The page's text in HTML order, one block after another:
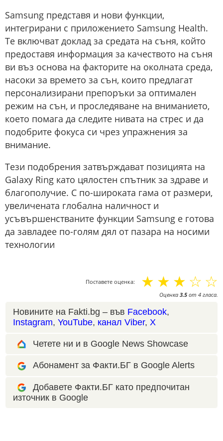
Samsung представя и нови функции,
интегрирани с приложението Samsung Health.
Те включват доклад за средата на съня, който
предоставя информация за качеството на съня
ви въз основа на факторите на околната среда,
насоки за времето за сън, които предлагат
персонализирани препоръки за оптимален
режим на сън, и проследяване на вниманието,
което помага да следите нивата на стрес и да
подобрите фокуса си чрез упражнения за
внимание.
Тези подобрения затвърждават позицията на
Galaxy Ring като цялостен спътник за здраве и
благополучие. С по-широката гама от размери,
увеличената глобална наличност и
усъвършенстваните функции Samsung е готова
да завладее по-голям дял от пазара на носими
технологии
Поставете оценка: ☆
☆
☆
☆
☆
Оценка 3.5 от 4 гласа.
Новините на Fakti.bg – във Facebook,
Instagram, YouTube, канал Viber, X
Четете ни и в Google News Showcase
Абонамент за Факти.БГ в Google Alerts
Добавете Факти.БГ като предпочитан
източник в Google